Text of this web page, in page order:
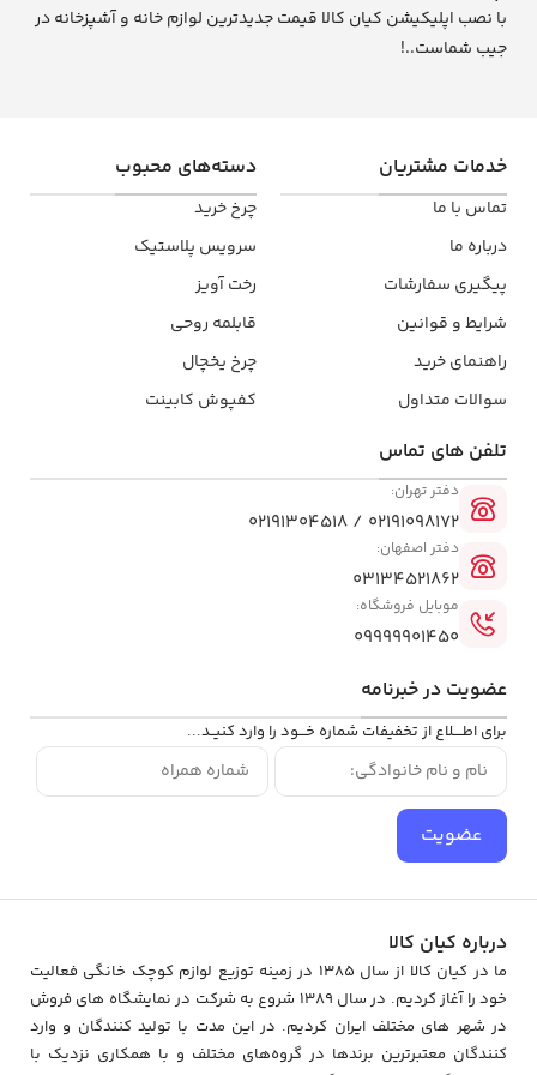
با نصب اپلیکیشن کیان کالا قیمت جدیدترین لوازم خانه و آشپزخانه در
جیب شماست..!
خدمات مشتریان
تماس با ما
درباره ما
پیگیری سفارشات
شرایط و قوانین
راهنمای خرید
سوالات متداول
دسته‌های محبوب
چرخ خرید
سرویس پلاستیک
رخت آویز
قابلمه روحی
چرخ یخچال
کفپوش کابینت
تلفن ‌های تماس
دفتر تهران:
02191098172 / 02191304518
دفتر اصفهان:
03134521862
موبایل فروشگاه:
09999901450
عضویت در خبرنامه
برای اطــــلاع از تخفیفات شماره خـــود را وارد کنیــد...
عضویت
درباره کیان کالا
ما در کیان کالا از سال 1385 در زمینه توزیع لوازم کوچک خانگی فعالیت
خود را آغاز کردیم. در سال 1389 شروع به شرکت در نمایشگاه های فروش
در شهر های مختلف ایران کردیم. در اين مدت با توليد كنندگان و وارد
كنندگان معتبرترین برندها در گروه‌‏های مختلف و با همکاری نزدیک با